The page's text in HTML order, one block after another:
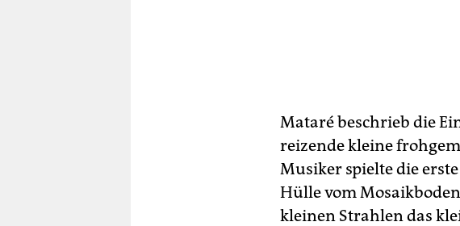
Mataré beschrieb die
reizende kleine
Musiker spielte die
Hülle vom
kleinen Strahlen das